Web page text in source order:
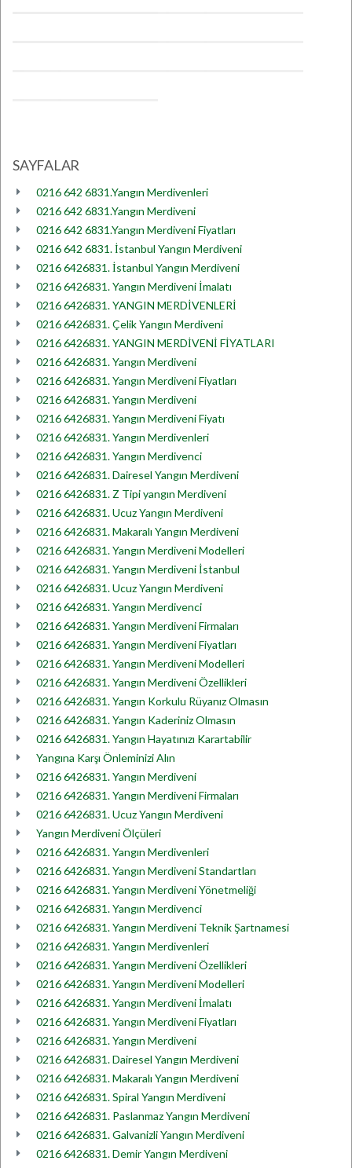
SAYFALAR
0216 642 6831.Yangın Merdivenleri
0216 642 6831.Yangın Merdiveni
0216 642 6831.Yangın Merdiveni Fiyatları
0216 642 6831. İstanbul Yangın Merdiveni
0216 6426831. İstanbul Yangın Merdiveni
0216 6426831. Yangın Merdiveni İmalatı
0216 6426831. YANGIN MERDİVENLERİ
0216 6426831. Çelik Yangın Merdiveni
0216 6426831. YANGIN MERDİVENİ FİYATLARI
0216 6426831. Yangın Merdiveni
0216 6426831. Yangın Merdiveni Fiyatları
0216 6426831. Yangın Merdiveni
0216 6426831. Yangın Merdiveni Fiyatı
0216 6426831. Yangın Merdivenleri
0216 6426831. Yangın Merdivenci
0216 6426831. Dairesel Yangın Merdiveni
0216 6426831. Z Tipi yangın Merdiveni
0216 6426831. Ucuz Yangın Merdiveni
0216 6426831. Makaralı Yangın Merdiveni
0216 6426831. Yangın Merdiveni Modelleri
0216 6426831. Yangın Merdiveni İstanbul
0216 6426831. Ucuz Yangın Merdiveni
0216 6426831. Yangın Merdivenci
0216 6426831. Yangın Merdiveni Firmaları
0216 6426831. Yangın Merdiveni Fiyatları
0216 6426831. Yangın Merdiveni Modelleri
0216 6426831. Yangın Merdiveni Özellikleri
0216 6426831. Yangın Korkulu Rüyanız Olmasın
0216 6426831. Yangın Kaderiniz Olmasın
0216 6426831. Yangın Hayatınızı Karartabilir
Yangına Karşı Önleminizi Alın
0216 6426831. Yangın Merdiveni
0216 6426831. Yangın Merdiveni Firmaları
0216 6426831. Ucuz Yangın Merdiveni
Yangın Merdiveni Ölçüleri
0216 6426831. Yangın Merdivenleri
0216 6426831. Yangın Merdiveni Standartları
0216 6426831. Yangın Merdiveni Yönetmeliği
0216 6426831. Yangın Merdivenci
0216 6426831. Yangın Merdiveni Teknik Şartnamesi
0216 6426831. Yangın Merdivenleri
0216 6426831. Yangın Merdiveni Özellikleri
0216 6426831. Yangın Merdiveni Modelleri
0216 6426831. Yangın Merdiveni İmalatı
0216 6426831. Yangın Merdiveni Fiyatları
0216 6426831. Yangın Merdiveni
0216 6426831. Dairesel Yangın Merdiveni
0216 6426831. Makaralı Yangın Merdiveni
0216 6426831. Spiral Yangın Merdiveni
0216 6426831. Paslanmaz Yangın Merdiveni
0216 6426831. Galvanizli Yangın Merdiveni
0216 6426831. Demir Yangın Merdiveni